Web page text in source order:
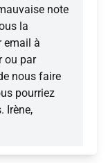
note
la
email à
ou par
nous faire
pourriez
Irène,